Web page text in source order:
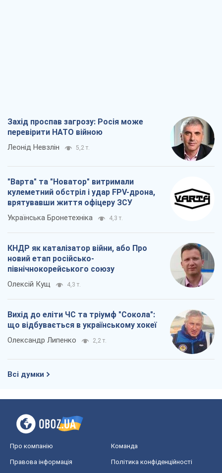
Захід проспав загрозу: Росія може
перевірити НАТО війною
Леонід Невзлін 5,2 т.
"Варта" та "Новатор" витримали
кулеметний обстріл і удар FPV-дрона,
врятувавши життя офіцеру ЗСУ
Українська Бронетехніка 4,3 т.
КНДР як каталізатор війни, або Про
новий етап російсько-
північнокорейського союзу
Олексій Кущ 4,3 т.
Вихід до еліти ЧС та тріумф "Сокола":
що відбувається в українському хокеї
Олександр Липенко 2,2 т.
Всі думки
Про компанію Команда
Правова інформація Політика конфіденційності